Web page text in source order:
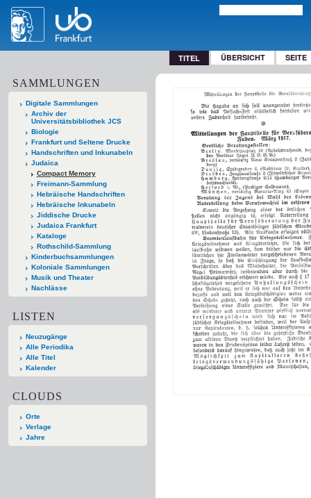
TITEL ÜBERSICHT SEITE
SAMMLUNGEN
Digitale Sammlungen
Archiv der
Universitätsbibliothek JCS
Biologie
Frankfurt und Seltene Drucke
Handschriften und Inkunabeln
Judaica
Compact Memory
Freimann-Sammlung
Hebräische Handschriften
Hebräische Inkunabeln
Jiddische Drucke
Judaica Frankfurt
Kataloge
Rothschild-Sammlung
Kinderbuchsammlungen
Koloniale Sammlungen
Musik und Theater
Nachlässe
LISTEN
Neuzugänge
Alle Periodika
Alle Titel
Kalender
CLOUDS
Orte
Verlage
Jahre